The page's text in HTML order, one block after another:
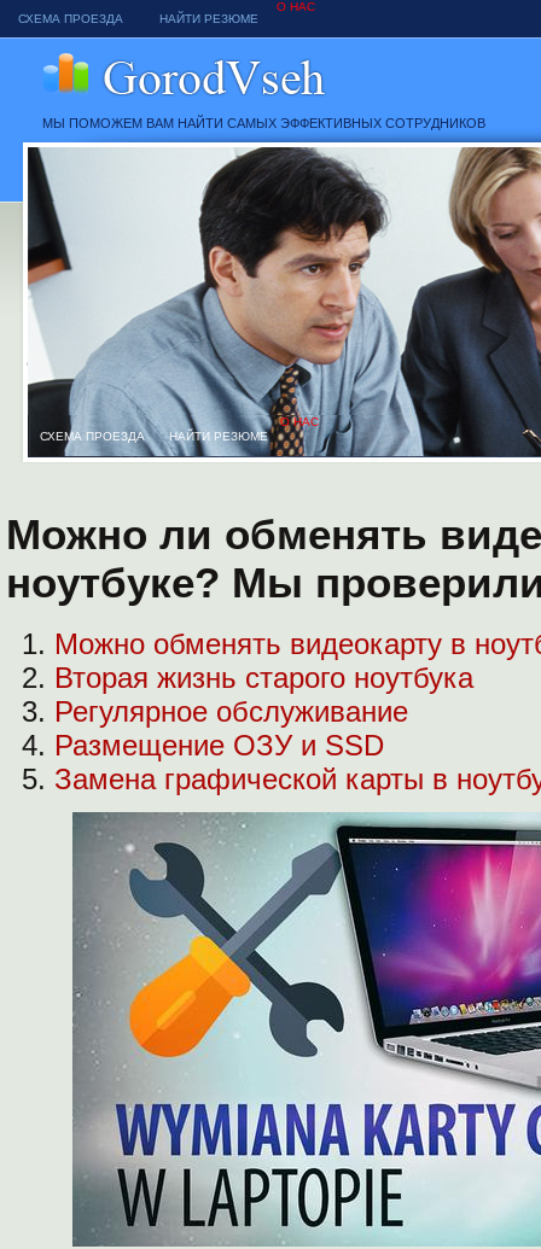
СХЕМА ПРОЕЗДА
О НАС
НАЙТИ РЕЗЮМЕ
МЫ ПОМОЖЕМ ВАМ НАЙТИ САМЫХ ЭФФЕКТИВНЫХ СОТРУДНИКОВ
СХЕМА ПРОЕЗДА
О НАС
НАЙТИ РЕЗЮМЕ
Можно ли обменять
ноутбуке? Мы
Можно обменять видеокарту в
Вторая жизнь старого ноутбука
Регулярное обслуживание
Размещение ОЗУ и SSD
Замена графической карты в